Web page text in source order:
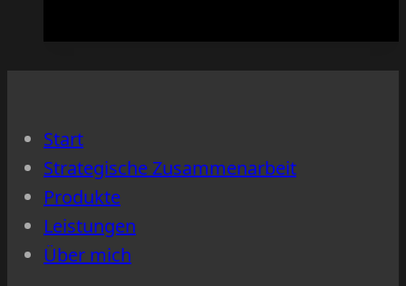
mit
KI
die
Start
Strategische Zusammenarbeit
Produkte
Leistungen
Über mich